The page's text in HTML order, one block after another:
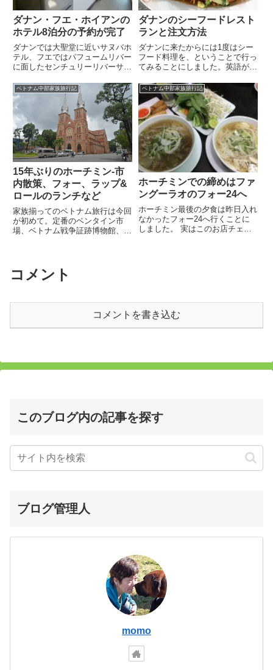
ダナン・フエ・ホイアンの
ホテル8泊分の予約が完了
ダナンでは大聖堂に近いサヌバホ
テル、フエではパフュームリバー
に面したセンチュリーリバーサイ
旧市街に程近いグリーンライフホ
ームステイに泊まる予定です。今
回のホテル代は一部屋一泊あたり
の平均額で6,000円程度（全朝食
付）。
ダナンのシーフードレスト
ランと注文方法
ダナンに来たからには1度はシー
フード料理を、ということで行っ
てみることにしました。英語が通
てきたので、まずは外国人客に慣
れていそうなビーチ沿いの店を当
たってみたものの、料金が高いこ
と、ビーチの景観は必要ないとい
う点で全員一致。ぐるりと廻って
から結局ホテルの隣りにあるシー
フードレストラン(Be Anh)に入る
ことに(写真は翌日撮ったもので
す)。最初は注文の仕方がわから
ず困りましが…
ベトナム中部家族旅行記
15年ぶりのホーチミン-市
内散策、フォー、ラップ&
ロールのランチなど
家族揃ってのベトナム旅行は今回
が初めて。定番のベンタイン市
場、ベトナム戦争証跡博物館、サ
動・植物園など、全て徒歩で回り
ました。バイクの洪水は相変わら
ベトナム中部家族旅行記
ホーチミンでの締めはファ
ングーラオのフォー24へ
ホーチミン最後の夕食は昨日入れ
なかったフォー24へ行くことに
しました。 実はこのお店チェー
コメント
コメントを書き込む
このブログ内の記事を探す
ブログ管理人
momo